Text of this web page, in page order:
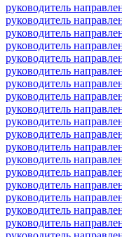
руководитель
руководитель
руководитель
руководитель
руководитель
руководитель
руководитель
руководитель
руководитель
руководитель
руководитель
руководитель
руководитель
руководитель
руководитель
руководитель
руководитель
руководитель